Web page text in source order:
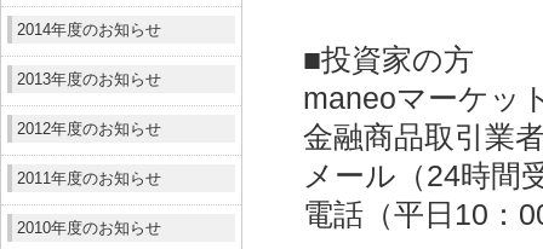
2014年度のお知らせ
2013年度のお知らせ
2012年度のお知らせ
2011年度のお知らせ
2010年度のお知らせ
■投資家の方
maneoマーケッ
金融商品取引業
メール（24時間
電話（平日10：